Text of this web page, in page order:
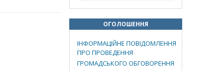
ОГОЛОШЕННЯ
ІНФОРМАЦІЙНЕ ПОВІДОМЛЕННЯ
ПРО ПРОВЕДЕННЯ
ГРОМАДСЬКОГО ОБГОВОРЕННЯ